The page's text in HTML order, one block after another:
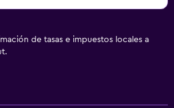
de tasas e impuestos locales a